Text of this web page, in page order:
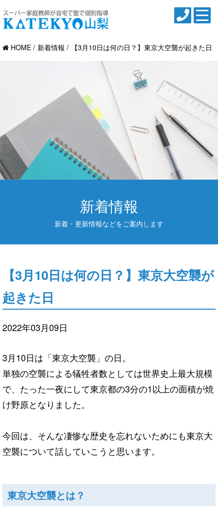
HOME 新着情報 【3月10日は何の日？】東京大空襲が起きた日
新着情報
新着・更新情報などをご案内します
【3月10日は何の日？】東京大空襲が
起きた日
2022年03月09日
3月10日は「東京大空襲」の日。
単独の空襲による犠牲者数としては世界史上最大規模
で、たった一夜にして東京都の3分の1以上の面積が焼
け野原となりました。
今回は、そんな凄惨な歴史を忘れないためにも東京大
空襲について話していこうと思います。
東京大空襲とは？